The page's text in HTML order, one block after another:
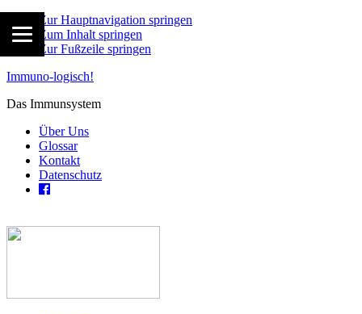
Zur Hauptnavigation springen
Zum Inhalt springen
Zur Fußzeile springen
Immuno-logisch!
Das Immunsystem
Über Uns
Glossar
Kontakt
Datenschutz